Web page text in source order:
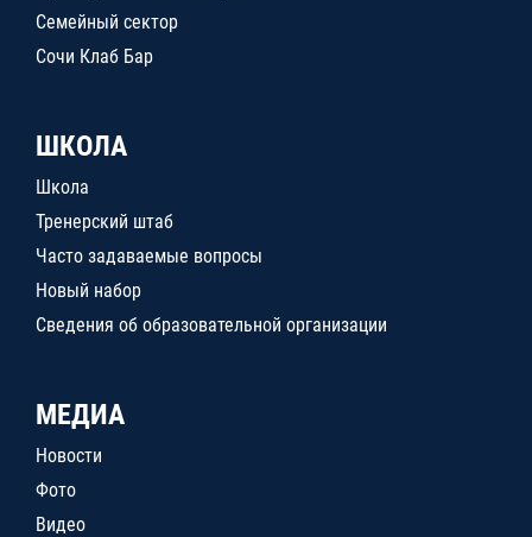
Семейный сектор
Сочи Клаб Бар
ШКОЛА
Школа
Тренерский штаб
Часто задаваемые вопросы
Новый набор
Сведения об образовательной организации
МЕДИА
Новости
Фото
Видео